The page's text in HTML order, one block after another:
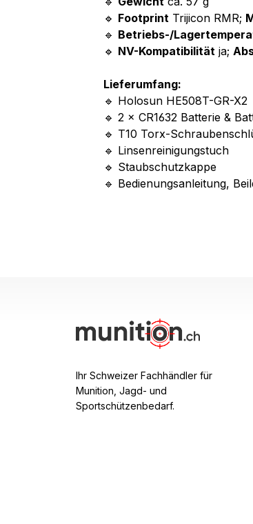
🔹 Footprint Trijicon RMR;
🔹 Betriebs-/
🔹 NV-Kompatibilität ja;
Lieferumfang:
🔹 Holosun HE508T-GR-X2
🔹 2 × CR1632 Batterie &
🔹 T10 Torx-
🔹 Linsenreinigungstuch
🔹 Staubschutzkappe
🔹 Bedienungsanleitung,
Ihr Schweizer Fachhändler für
Munition, Jagd- und
Sportschützenbedarf.